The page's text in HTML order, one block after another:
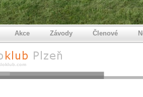
Akce Závody Členové